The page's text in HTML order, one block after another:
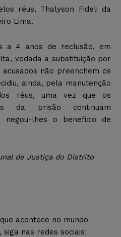
réus, Thalyson Fideli da
Lima.
a 4 anos de reclusão, em
vedada a substituição por
não preenchem os
ainda, pela manutenção
réus, uma vez que os
da prisão continuam
negou-lhes o beneficio de
de Justiça do Distrito
acontece no mundo
, siga nas redes sociais: